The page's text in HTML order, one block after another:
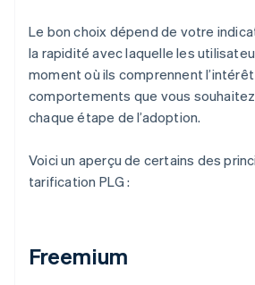
Le bon choix dépend de votre
la rapidité avec laquelle les
moment où ils comprennent
comportements que vous
chaque étape de l’adoption.
Voici un aperçu de certains des
tarification PLG :
Freemium